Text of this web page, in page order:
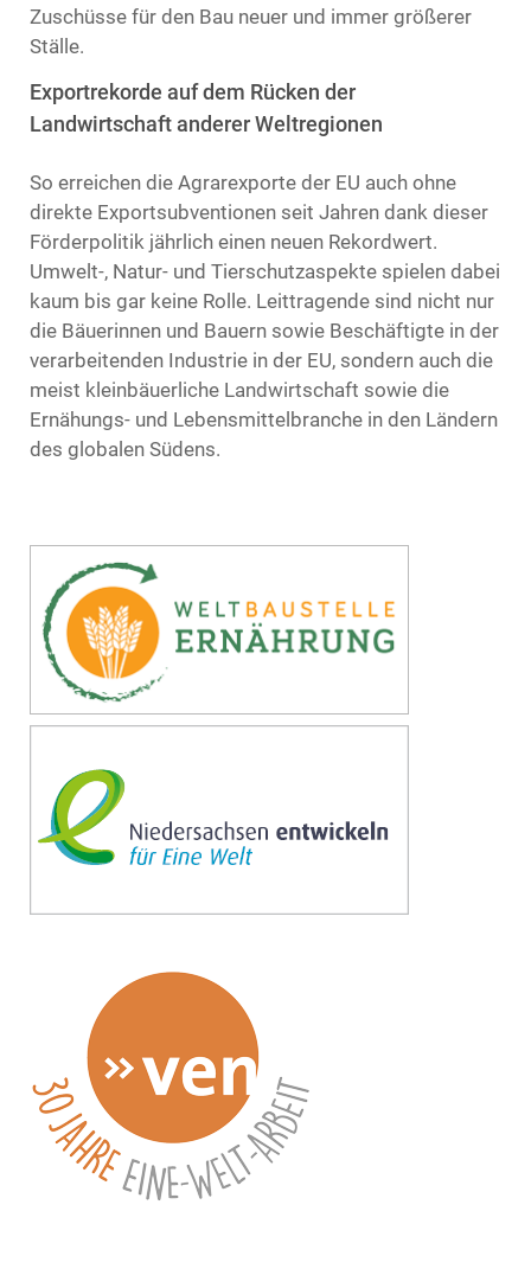
Zuschüsse für den Bau neuer und immer größerer
Ställe.
Exportrekorde auf dem Rücken der
Landwirtschaft anderer Weltregionen
So erreichen die Agrarexporte der EU auch ohne
direkte Exportsubventionen seit Jahren dank dieser
Förderpolitik jährlich einen neuen Rekordwert.
Umwelt-, Natur- und Tierschutzaspekte spielen dabei
kaum bis gar keine Rolle. Leittragende sind nicht nur
die Bäuerinnen und Bauern sowie Beschäftigte in der
verarbeitenden Industrie in der EU, sondern auch die
meist kleinbäuerliche Landwirtschaft sowie die
Ernähungs- und Lebensmittelbranche in den Ländern
des globalen Südens.